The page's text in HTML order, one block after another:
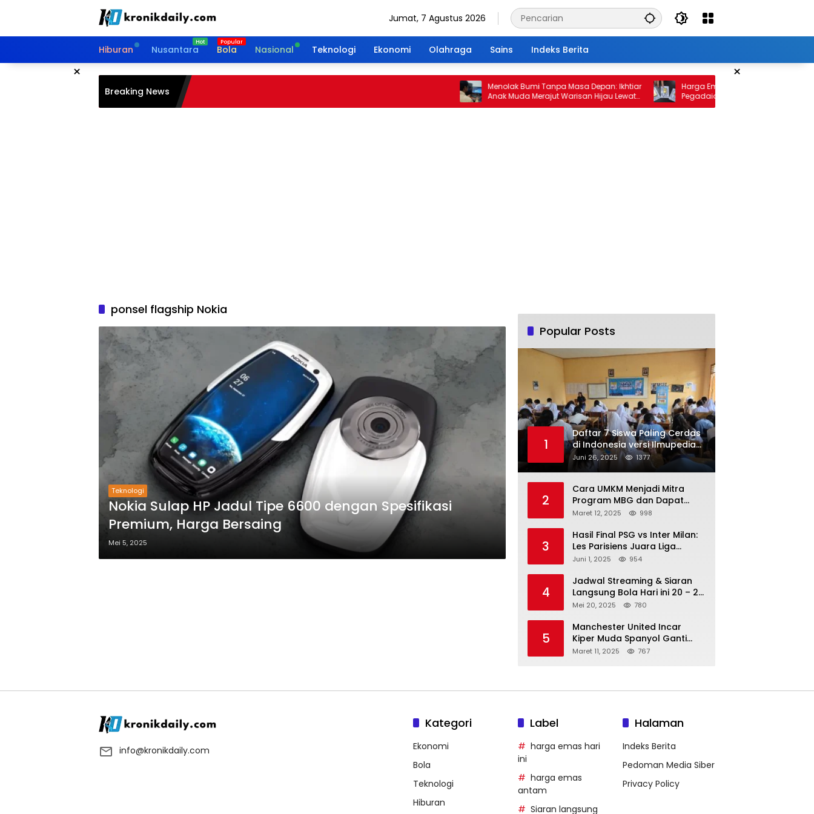
Jumat, 7 Agustus 2026
Hiburan Nusantara Bola Nasional Teknologi Ekonomi Olahraga Sains Indeks Berita
× ×
Breaking News
Menolak Bumi Tanpa Masa Depan: Ikhtiar
Anak Muda Merajut Warisan Hijau Lewat
Portal Waktu
Harga Emas 10 Februari 2026: Antam dan
Pegadaian Kembali Melonjak
ponsel flagship Nokia
Teknologi
Nokia Sulap HP Jadul Tipe 6600 dengan Spesifikasi
Premium, Harga Bersaing
Mei 5, 2025
Popular Posts
1
Daftar 7 Siswa Paling Cerdas
di Indonesia versi Ilmupedia
Tryout UTBK 2025
Juni 26, 2025 1377
2
Cara UMKM Menjadi Mitra
Program MBG dan Dapat
Modal Hingga Rp500 Juta
Maret 12, 2025 998
3
Hasil Final PSG vs Inter Milan:
Les Parisiens Juara Liga
Champions 2025 usai Bantai il
Juni 1, 2025 954
4
Jadwal Streaming & Siaran
Langsung Bola Hari ini 20 – 21
Mei 2025: Manchester City vs
Mei 20, 2025 780
5
Manchester United Incar
Kiper Muda Spanyol Ganti
Andre Onana
Maret 11, 2025 767
info@kronikdaily.com
Kategori
Ekonomi
Bola
Teknologi
Hiburan
Label
harga emas hari
ini
harga emas
antam
Siaran langsung
Halaman
Indeks Berita
Pedoman Media Siber
Privacy Policy